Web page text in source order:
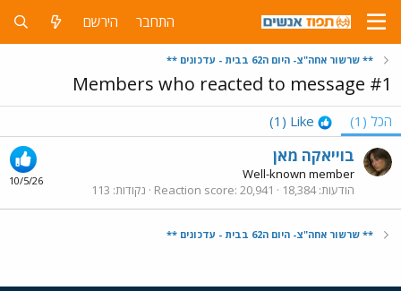
התחבר הירשם
** שרשור אחה"צ- היום ה62 בבית - עדכונים **
Members who reacted to message #1
הכל (1)
Like
(1)
10/5/26
בוייאקה מאן
Well-known member
הודעות 18,384
Reaction score 20,941 נקודות 113
** שרשור אחה"צ- היום ה62 בבית - עדכונים **